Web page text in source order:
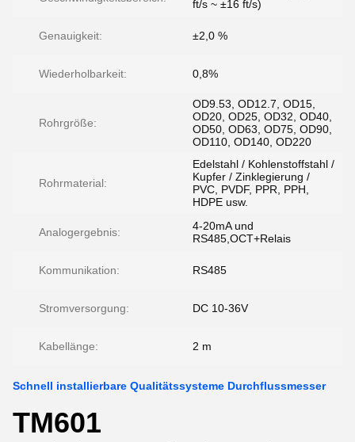
ft/s ~ ±16 ft/s)
Genauigkeit: ±2,0 %
Wiederholbarkeit: 0,8%
Rohrgröße:
OD9.53, OD12.7, OD15,
OD20, OD25, OD32, OD40,
OD50, OD63, OD75, OD90,
OD110, OD140, OD220
Rohrmaterial:
Edelstahl / Kohlenstoffstahl /
Kupfer / Zinklegierung /
PVC, PVDF, PPR, PPH,
HDPE usw.
Analogergebnis:
4-20mA und
RS485,OCT+Relais
Kommunikation: RS485
Stromversorgung: DC 10-36V
Kabellänge: 2 m
Schnell installierbare Qualitätssysteme Durchflussmesser
TM601